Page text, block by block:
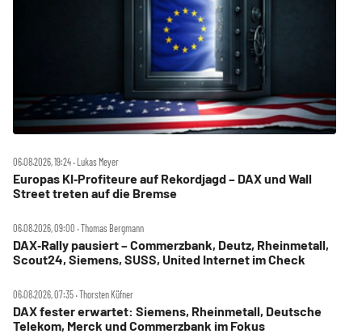
06.08.2026, 19:24 ‧ Lukas Meyer
Europas KI‑Profiteure auf Rekordjagd – DAX und Wall
Street treten auf die Bremse
06.08.2026, 09:00 ‧ Thomas Bergmann
DAX‑Rally pausiert – Commerzbank, Deutz, Rheinmetall,
Scout24, Siemens, SUSS, United Internet im Check
06.08.2026, 07:35 ‧ Thorsten Küfner
DAX fester erwartet: Siemens, Rheinmetall, Deutsche
Telekom, Merck und Commerzbank im Fokus